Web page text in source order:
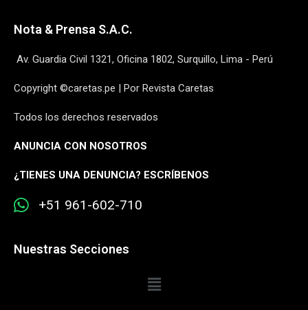
Nota & Prensa S.A.C.
Av. Guardia Civil 1321, Oficina 1802, Surquillo, Lima - Perú
Copyright ©caretas.pe | Por Revista Caretas
Todos los derechos reservados
ANUNCIA CON NOSOTROS
¿TIENES UNA DENUNCIA? ESCRÍBENOS
+51 961-602-710
Nuestras Secciones